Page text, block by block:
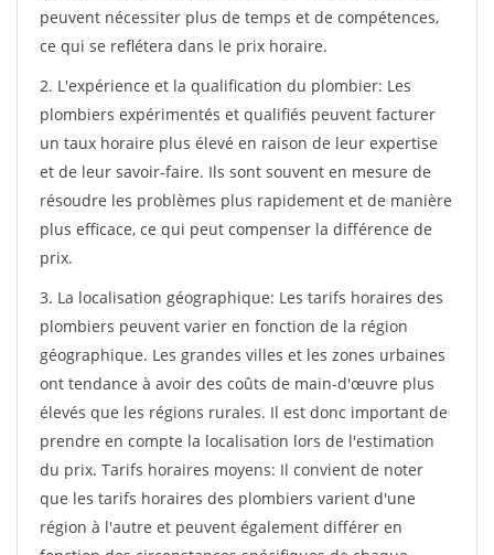
peuvent nécessiter plus de temps et de compétences,
ce qui se reflétera dans le prix horaire.
2. L'expérience et la qualification du plombier: Les
plombiers expérimentés et qualifiés peuvent facturer
un taux horaire plus élevé en raison de leur expertise
et de leur savoir-faire. Ils sont souvent en mesure de
résoudre les problèmes plus rapidement et de manière
plus efficace, ce qui peut compenser la différence de
prix.
3. La localisation géographique: Les tarifs horaires des
plombiers peuvent varier en fonction de la région
géographique. Les grandes villes et les zones urbaines
ont tendance à avoir des coûts de main-d'œuvre plus
élevés que les régions rurales. Il est donc important de
prendre en compte la localisation lors de l'estimation
du prix. Tarifs horaires moyens: Il convient de noter
que les tarifs horaires des plombiers varient d'une
région à l'autre et peuvent également différer en